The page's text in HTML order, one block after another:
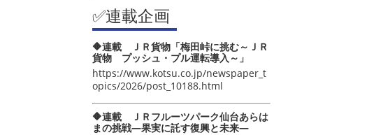
✅連載企画
🔶連載 ＪＲ貨物「梅田峠に挑む～ＪＲ
貨物 プッシュ・プル運転導入～」
https://www.kotsu.co.jp/newspaper_t
opics/2026/post_10188.html
🔶連載 ＪＲフルーツパーク仙台あらは
まの挑戦―果実に託す復興と未来―